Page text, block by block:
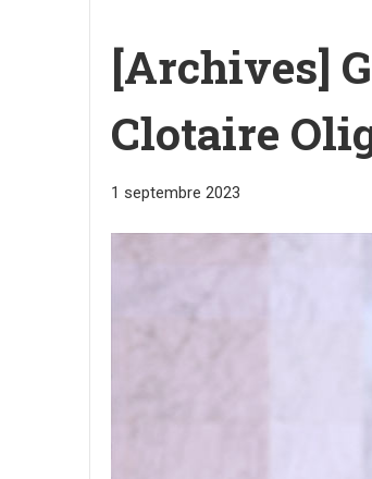
[Archives]
Clotaire
1 septembre 2023